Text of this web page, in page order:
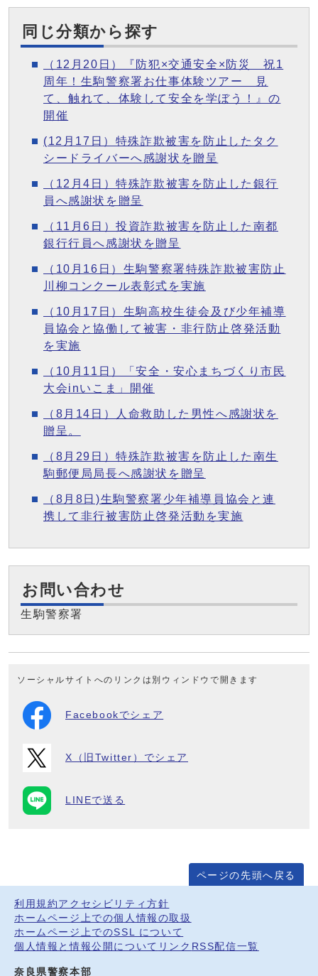
同じ分類から探す
（12月20日）『防犯×交通安全×防災 祝1
周年！生駒警察署お仕事体験ツアー 見
て、触れて、体験して安全を学ぼう！』の
開催
(12月17日）特殊詐欺被害を防止したタク
シードライバーへ感謝状を贈呈
（12月4日）特殊詐欺被害を防止した銀行
員へ感謝状を贈呈
（11月6日）投資詐欺被害を防止した南都
銀行行員へ感謝状を贈呈
（10月16日）生駒警察署特殊詐欺被害防止
川柳コンクール表彰式を実施
（10月17日）生駒高校生徒会及び少年補導
員協会と協働して被害・非行防止啓発活動
を実施
（10月11日）「安全・安心まちづくり市民
大会inいこま」開催
（8月14日）人命救助した男性へ感謝状を
贈呈。
（8月29日）特殊詐欺被害を防止した南生
駒郵便局局長へ感謝状を贈呈
（8月8日)生駒警察署少年補導員協会と連
携して非行被害防止啓発活動を実施
お問い合わせ
生駒警察署
ソーシャルサイトへのリンクは別ウィンドウで開きます
Facebookでシェア
X（旧Twitter）でシェア
LINEで送る
ページの先頭へ戻る
利用規約 アクセシビリティ方針
ホームページ上での個人情報の取扱
ホームページ上でのSSL について
個人情報と情報公開について リンク RSS配信一覧
奈良県警察本部